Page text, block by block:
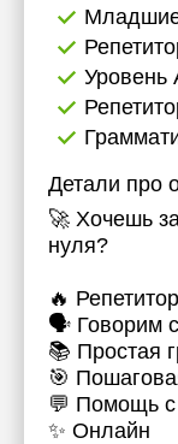
Уровень
Детали про
🚀 Хочешь
нуля?
🔥
🗣 Говорим с
📚 Простая
🎯
💬 Помощь с
✨ Онлайн